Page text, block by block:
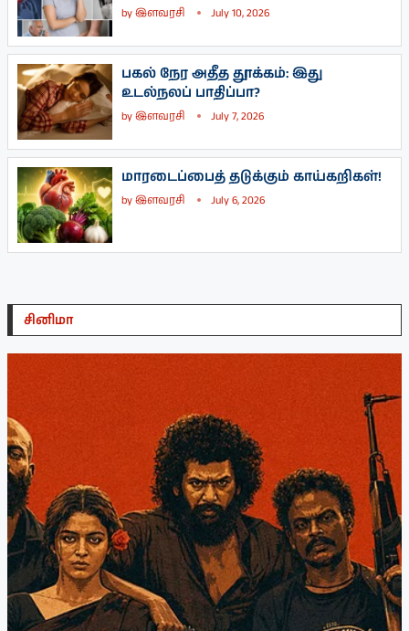
byஇளவரசி July 10, 2026
பகல் நேர அதீத தூக்கம்: இது
உடல்நலப் பாதிப்பா?
byஇளவரசி July 7, 2026
மாரடைப்பைத் தடுக்கும் காய்கறிகள்!
byஇளவரசி July 6, 2026
சினிமா